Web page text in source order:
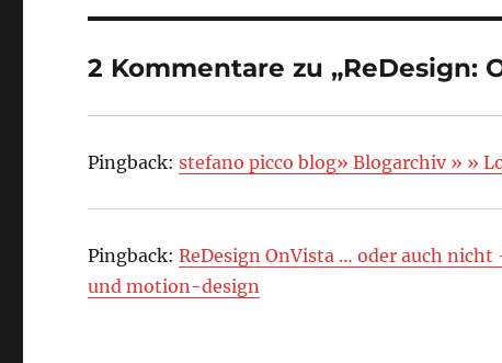
2 Kommentare zu „ReDesign:
Pingback:stefano picco blog» Blogarchiv » »
Pingback:ReDesign OnVista … oder auch
und motion-design